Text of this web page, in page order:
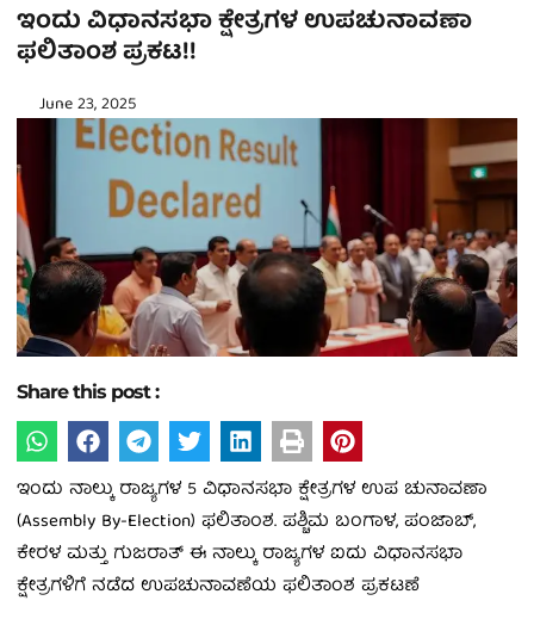
ಇಂದು ವಿಧಾನಸಭಾ ಕ್ಷೇತ್ರಗಳ ಉಪಚುನಾವಣಾ
ಫಲಿತಾಂಶ ಪ್ರಕಟ!!
June 23, 2025
Share this post :
ಇಂದು ನಾಲ್ಕು ರಾಜ್ಯಗಳ 5 ವಿಧಾನಸಭಾ ಕ್ಷೇತ್ರಗಳ ಉಪ ಚುನಾವಣಾ
(Assembly By-Election) ಫಲಿತಾಂಶ. ಪಶ್ಚಿಮ ಬಂಗಾಳ, ಪಂಜಾಬ್,
ಕೇರಳ ಮತ್ತು ಗುಜರಾತ್ ಈ ನಾಲ್ಕು ರಾಜ್ಯಗಳ ಐದು ವಿಧಾನಸಭಾ
ಕ್ಷೇತ್ರಗಳಿಗೆ ನಡೆದ ಉಪಚುನಾವಣೆಯ ಫಲಿತಾಂಶ ಪ್ರಕಟಣೆ